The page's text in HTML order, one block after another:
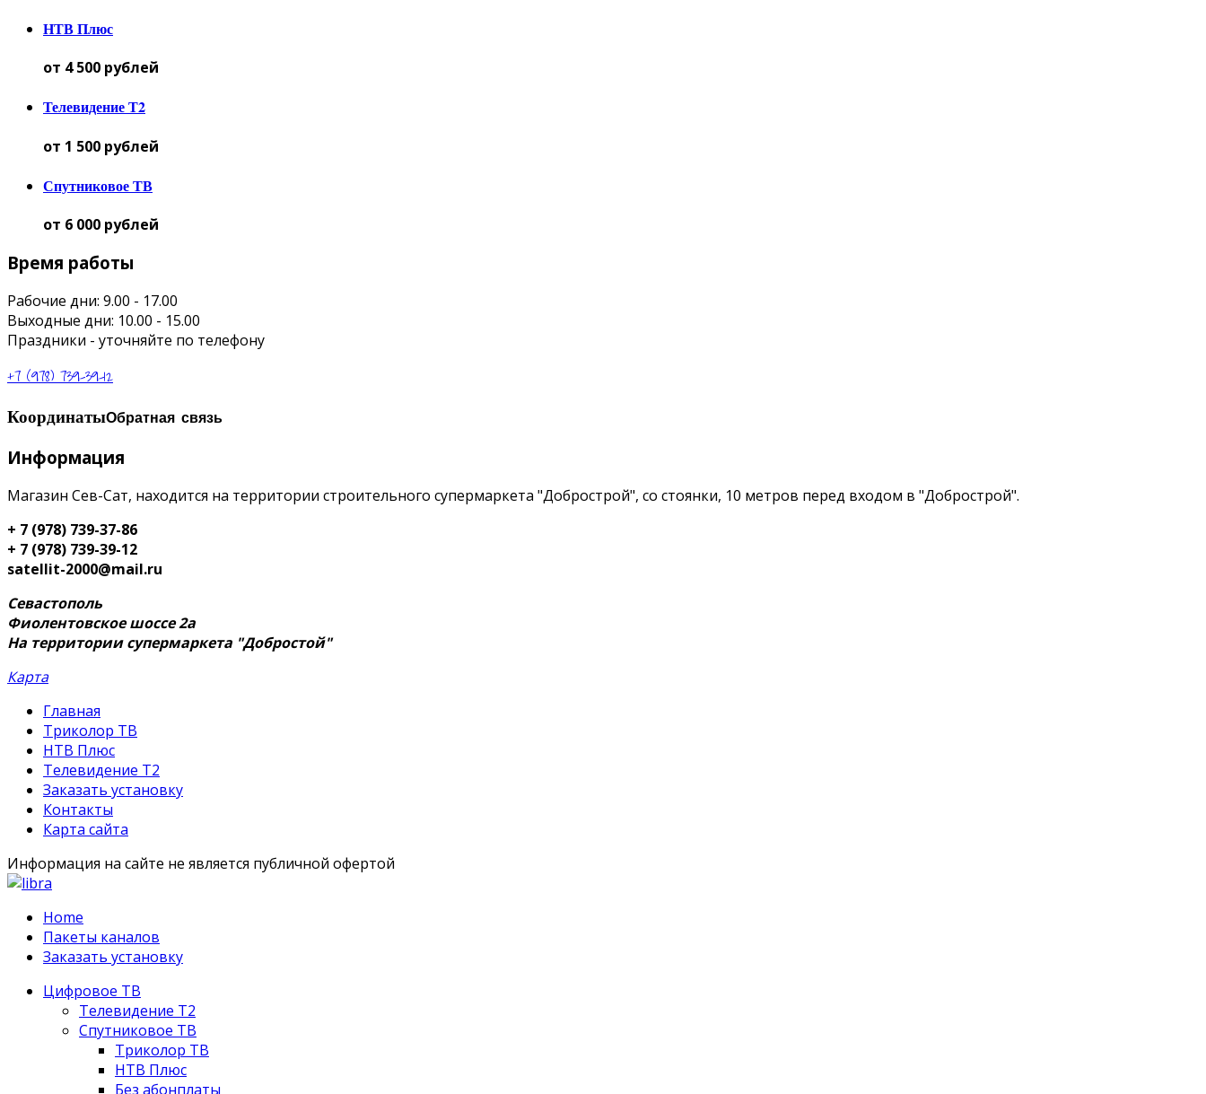
НТВ Плюс
от 4 500 рублей
Телевидение Т2
от 1 500 рублей
Спутниковое ТВ
от 6 000 рублей
Время работы
Рабочие дни: 9.00 - 17.00
Выходные дни: 10.00 - 15.00
Праздники - уточняйте по телефону
+7 (978) 739-39-12
КоординатыОбратная связь
Информация
Магазин Сев-Сат, находится на территории строительного супермаркета "Добрострой", со стоянки, 10 метров перед входом в "Добрострой".
+ 7 (978) 739-37-86
+ 7 (978) 739-39-12
satellit-2000@mail.ru
Севастополь
Фиолентовское шоссе 2а
На территории супермаркета "Добростой"
Карта
Главная
Триколор ТВ
НТВ Плюс
Телевидение Т2
Заказать установку
Контакты
Карта сайта
Информация на сайте не является публичной офертой
Home
Пакеты каналов
Заказать установку
Цифровое ТВ
Телевидение Т2
Спутниковое ТВ
Триколор ТВ
НТВ Плюс
Без абонплаты